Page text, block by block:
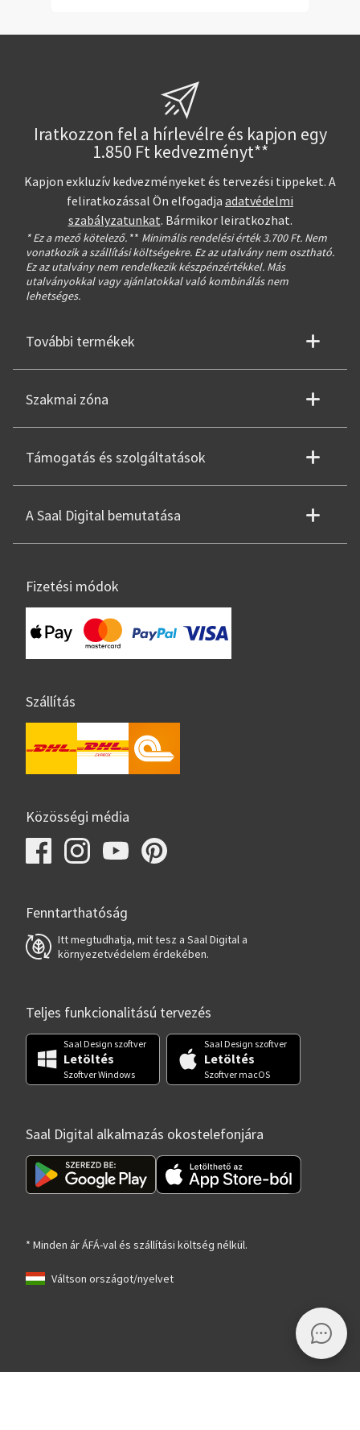
Iratkozzon fel a hírlevélre és kapjon egy
1.850 Ft kedvezményt**
Kapjon exkluzív kedvezményeket és tervezési tippeket. A
feliratkozással Ön elfogadja adatvédelmi
szabályzatunkat. Bármikor leiratkozhat.
* Ez a mező kötelező. ** Minimális rendelési érték 3.700 Ft. Nem
vonatkozik a szállítási költségekre. Ez az utalvány nem osztható.
Ez az utalvány nem rendelkezik készpénzértékkel. Más
utalványokkal vagy ajánlatokkal való kombinálás nem
lehetséges.
További termékek
Szakmai zóna
Támogatás és szolgáltatások
A Saal Digital bemutatása
Fizetési módok
Szállítás
Közösségi média
Fenntarthatóság
Itt megtudhatja, mit tesz a Saal Digital a
környezetvédelem érdekében.
Teljes funkcionalitású tervezés
Saal Design szoftver
Letöltés
Szoftver Windows
Saal Design szoftver
Letöltés
Szoftver macOS
Saal Digital alkalmazás okostelefonjára
* Minden ár ÁFÁ-val és szállítási költség nélkül.
Váltson országot/nyelvet